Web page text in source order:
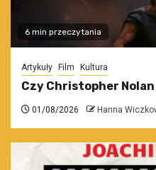
6 min przeczytania
Artykuły Film Kultura
Czy Christopher Nolan
01/08/2026 Hanna